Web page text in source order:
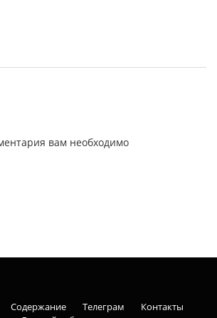
вам необходимо
Содержание Телеграм
Контакты